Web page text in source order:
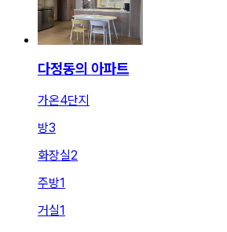
다정동의 아파트
가온4단지
방3
화장실2
주방1
거실1